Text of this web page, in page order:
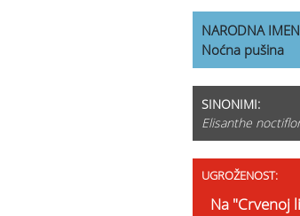
NARODNA
Noćna pušina
SINONIMI:
Elisanthe
UGROŽENOST:
Na "Crvenoj